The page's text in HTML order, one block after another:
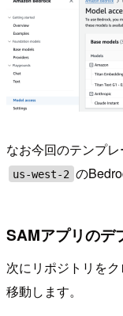
なお今回のテンプ
us-west-2 の
SAMアプリのデ
次にリポジトリを
移動します。